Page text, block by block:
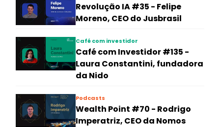
Revolução IA #35 - Felipe
Moreno, CEO do Jusbrasil
Café com investidor
Café com Investidor #135 -
Laura Constantini, fundadora
da Nido
Podcasts
Wealth Point #70 - Rodrigo
Imperatriz, CEO da Nomos